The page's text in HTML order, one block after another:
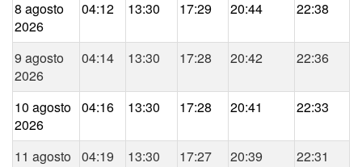
8 agosto
2026
04:12 13:30 17:29 20:44 22:38
9 agosto
2026
04:14 13:30 17:28 20:42 22:36
10 agosto
2026
04:16 13:30 17:28 20:41 22:33
11 agosto
04:19 13:30 17:27 20:39 22:31